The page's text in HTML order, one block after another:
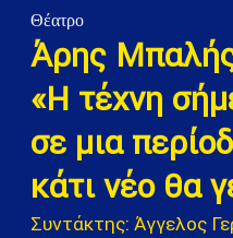
Θέατρο
Άρης
«Η τέχνη
σε μια
κάτι νέο θα
Συντάκτης: Άγγελος